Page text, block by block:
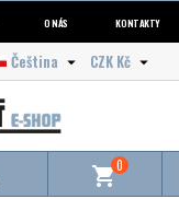
O NÁS KONTAKTY
CZK Kč 
Čeština 
shopping_cart0